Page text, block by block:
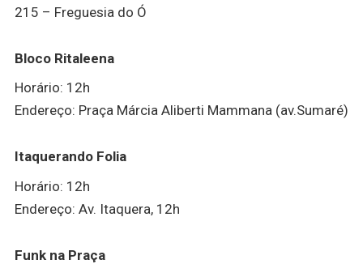
215 – Freguesia do Ó
Bloco Ritaleena
Horário: 12h
Endereço: Praça Márcia Aliberti Mammana (av.Sumaré)
Itaquerando Folia
Horário: 12h
Endereço: Av. Itaquera, 12h
Funk na Praça